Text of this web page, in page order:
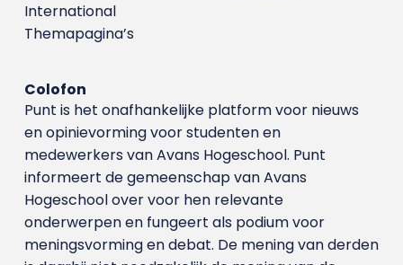
International
Themapagina’s
Colofon
Punt is het onafhankelijke platform voor nieuws
en opinievorming voor studenten en
medewerkers van Avans Hoge­school. Punt
informeert de gemeenschap van Avans
Hogeschool over voor hen relevante
onderwerpen en fungeert als podium voor
meningsvorming en debat. De mening van derden